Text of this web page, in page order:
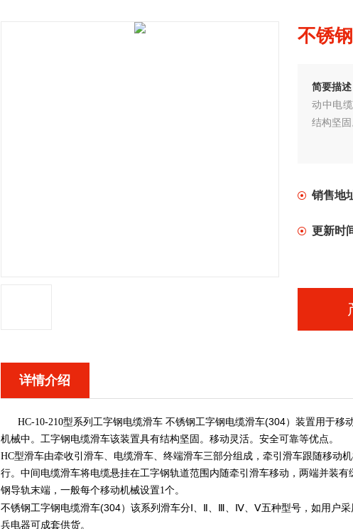
不锈
简要描述
动中电
结构坚
销售地
更新时
详情介绍
HC-10-210型系列工字钢电缆滑车 不锈钢工字钢电缆滑车(304） 装置用于移
机械中。工字钢电缆滑车该装置具有结构坚固。移动灵活。安全可靠等优点。
HC型滑车由牵收引滑车、电缆滑车、终端滑车三部分组成，牵引滑车跟随移动
行。中间电缆滑车将电缆悬挂在工字钢轨道范围内随牵引滑车移动，两端并装
钢导轨末端，一般每个移动机械设置1个。
不锈钢工字钢电缆滑车(304） 该系列滑车分Ⅰ、Ⅱ、Ⅲ、Ⅳ、Ⅴ五种型号，如用户采
兵电器可成套供货。